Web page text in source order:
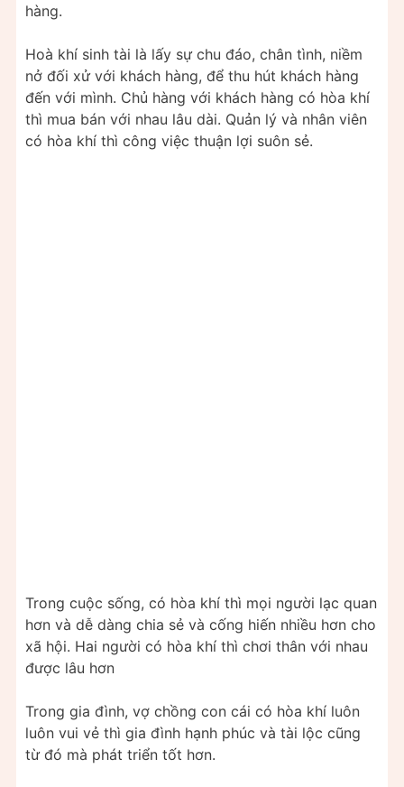
hàng.
Hoà khí sinh tài là lấy sự chu đáo, chân tình, niềm
nở đối xử với khách hàng, để thu hút khách hàng
đến với mình. Chủ hàng với khách hàng có hòa khí
thì mua bán với nhau lâu dài. Quản lý và nhân viên
có hòa khí thì công việc thuận lợi suôn sẻ.
Trong cuộc sống, có hòa khí thì mọi người lạc quan
hơn và dễ dàng chia sẻ và cống hiến nhiều hơn cho
xã hội. Hai người có hòa khí thì chơi thân với nhau
được lâu hơn
Trong gia đình, vợ chồng con cái có hòa khí luôn
luôn vui vẻ thì gia đình hạnh phúc và tài lộc cũng
từ đó mà phát triển tốt hơn.